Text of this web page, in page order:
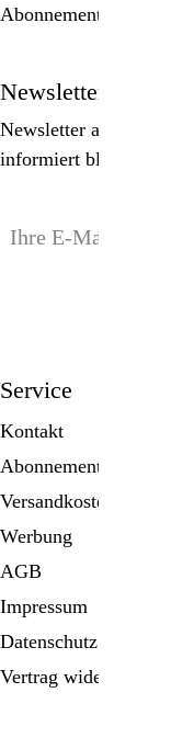
Abonnement bestellen
Newsletter
Newsletter abonnieren,
informiert bleiben!
Service
Kontakt
Abonnement
Versandkosten
Werbung
AGB
Impressum
Datenschutz
Vertrag widerrufen